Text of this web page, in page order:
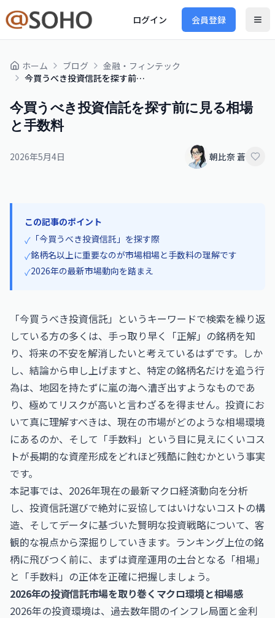
ログイン 会員登録
ホーム ブログ
金融・フィンテック
今買うべき投資信託を探す前に見る相場と手数料
今買うべき投資信託を探す前に見る相場
と手数料
2026年5月4日 朝比奈 蒼
この記事のポイント
✓ 「今買うべき投資信託」を探す際
✓銘柄名以上に重要なのが市場相場と手数料の理解です
✓2026年の最新市場動向を踏まえ
「今買うべき投資信託」というキーワードで検索を繰り返
している方の多くは、手っ取り早く「正解」の銘柄を知
り、将来の不安を解消したいと考えているはずです。しか
し、結論から申し上げますと、特定の銘柄名だけを追う行
為は、地図を持たずに嵐の海へ漕ぎ出すようなものであ
り、極めてリスクが高いと言わざるを得ません。投資にお
いて真に理解すべきは、現在の市場がどのような相場環境
にあるのか、そして「手数料」という目に見えにくいコス
トが長期的な資産形成をどれほど残酷に蝕むかという事実
です。
本記事では、2026年現在の最新マクロ経済動向を分析
し、投資信託選びで絶対に妥協してはいけないコストの構
造、そしてデータに基づいた賢明な投資戦略について、客
観的な視点から深掘りしていきます。ランキング上位の銘
柄に飛びつく前に、まずは資産運用の土台となる「相場」
と「手数料」の正体を正確に把握しましょう。
2026年の投資信託市場を取り巻くマクロ環境と相場感
2026年の投資環境は、過去数年間のインフレ局面と金利